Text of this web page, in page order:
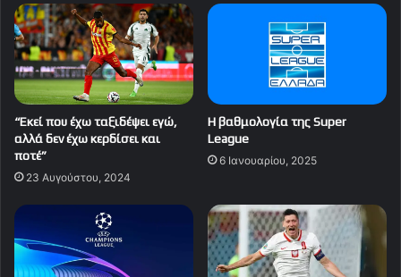
“Εκεί που έχω ταξιδέψει εγώ,
αλλά δεν έχω κερδίσει και
ποτέ”
23 Αυγούστου, 2024
Η βαθμολογία της Super
League
6 Ιανουαρίου, 2025